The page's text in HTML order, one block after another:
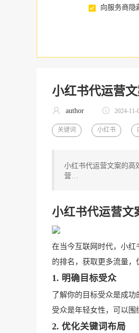
向服务商隐
小红书代运营
author 2024-11-
关键词 小红书
小红书代运营文案的高
营…
小红书代运营文
在当今互联网时代，小
的排名，获取更多流量，
1. 明确目标受众
了解你的目标受众是成
受众是年轻女性，可以围
2. 优化关键词布局